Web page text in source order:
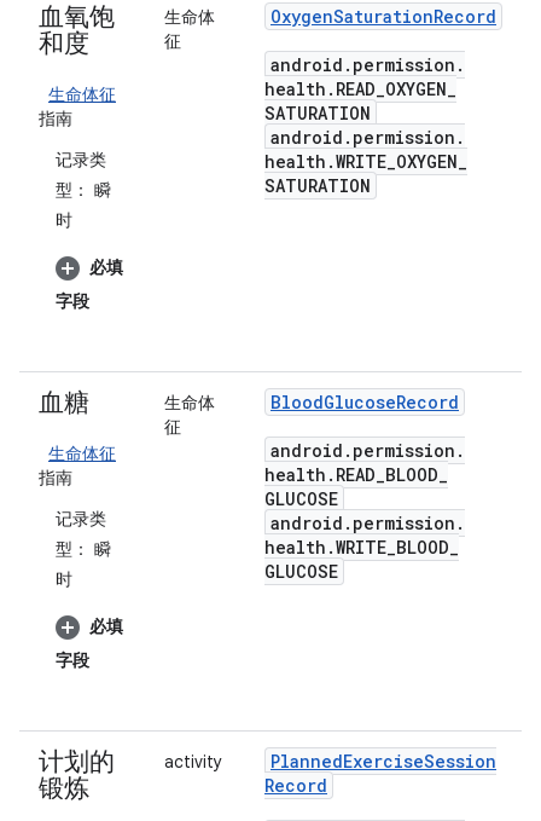
血氧饱
和度
生命体征
指南
记录类
型： 瞬
时
必填
字段
生命体
征
OxygenSaturationRecord
android . permission .
health . READ_OXYGEN_
SATURATION
android . permission .
health .WRITE_OXYGEN_
SATURATION
血糖
生命体征
指南
记录类
型： 瞬
时
必填
字段
生命体
征
BloodGlucoseRecord
android . permission .
health . READ_BLOOD_
GLUCOSE
android . permission .
health .WRITE_BLOOD_
GLUCOSE
计划的
锻炼
activity PlannedExerciseSession
Record